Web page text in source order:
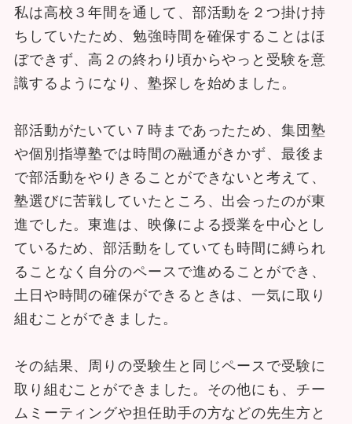
私は高校３年間を通して、部活動を２つ掛け持
ちしていたため、勉強時間を確保することはほ
ぼできず、高２の終わり頃からやっと受験を意
識するようになり、塾探しを始めました。
部活動がたいてい７時まであったため、集団塾
や個別指導塾では時間の融通がきかず、最後ま
で部活動をやりきることができないと考えて、
塾選びに苦戦していたところ、出会ったのが東
進でした。東進は、映像による授業を中心とし
ているため、部活動をしていても時間に縛られ
ることなく自分のペースで進めることができ、
土日や時間の確保ができるときは、一気に取り
組むことができました。
その結果、周りの受験生と同じペースで受験に
取り組むことができました。その他にも、チー
ムミーティングや担任助手の方などの先生方と